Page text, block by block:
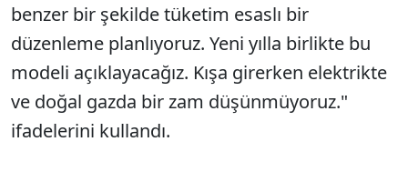
benzer bir şekilde tüketim esaslı bir
düzenleme planlıyoruz. Yeni yılla birlikte bu
modeli açıklayacağız. Kışa girerken elektrikte
ve doğal gazda bir zam düşünmüyoruz."
ifadelerini kullandı.